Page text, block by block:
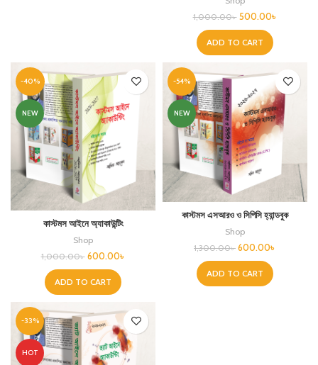
1,000.00৳ 500.00৳
ADD TO CART
-40%
NEW
কাস্টমস আইনে অ্যাকাউন্টিং
Shop
1,000.00৳ 600.00৳
ADD TO CART
-54%
NEW
কাস্টমস এসআরও ও সিপিসি হ্যান্ডবুক
Shop
1,300.00৳ 600.00৳
ADD TO CART
-33%
HOT